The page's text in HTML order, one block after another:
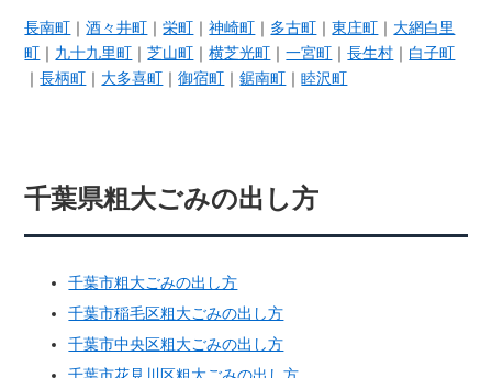
長南町 ｜酒々井町 ｜栄町 ｜神崎町 ｜ 多古町 ｜東庄町 ｜ 大網白里
町 ｜ 九十九里町 ｜芝山町 ｜横芝光町 ｜一宮町 ｜長生村 ｜ 白子町
｜長柄町 ｜ 大多喜町 ｜御宿町 ｜鋸南町 ｜睦沢町
千葉県粗大ごみの出し方
千葉市粗大ごみの出し方
千葉市稲毛区粗大ごみの出し方
千葉市中央区粗大ごみの出し方